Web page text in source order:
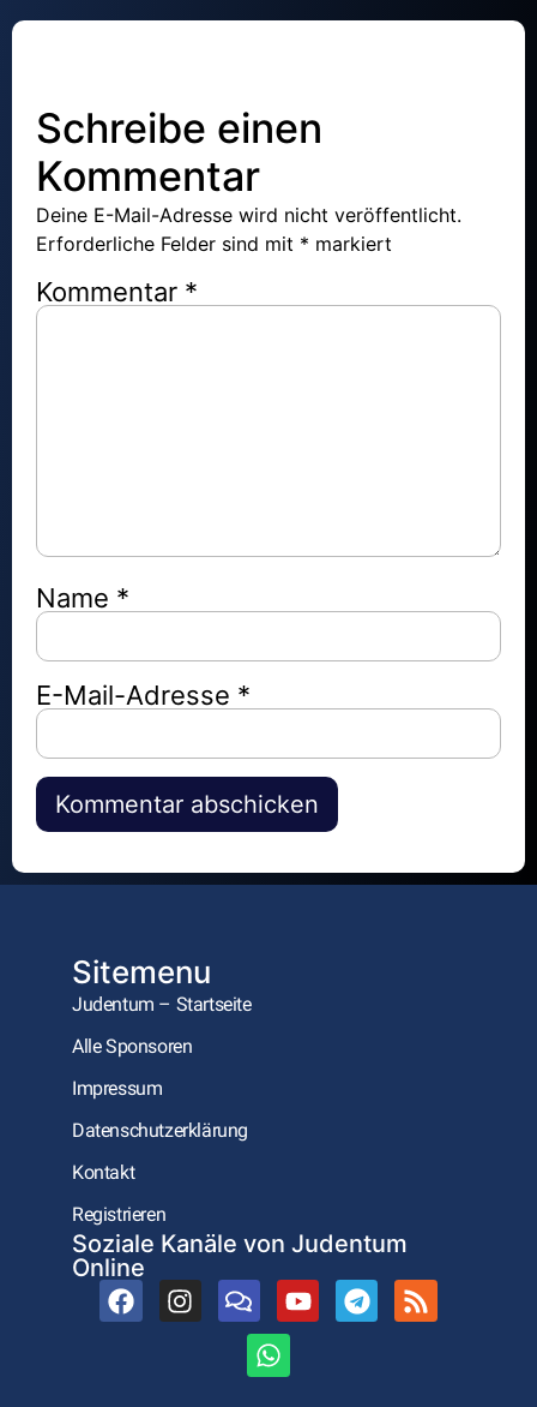
Schreibe einen
Kommentar
Deine E-Mail-Adresse wird nicht veröffentlicht.
Erforderliche Felder sind mit * markiert
Kommentar *
Name *
E-Mail-Adresse *
Alternative:
Sitemenu
Judentum – Startseite
Alle Sponsoren
Impressum
Datenschutzerklärung
Kontakt
Registrieren
Soziale Kanäle von Judentum
Online